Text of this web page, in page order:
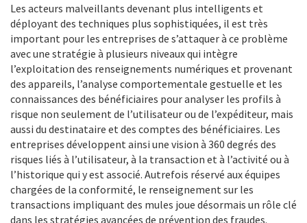
Les acteurs malveillants devenant plus intelligents et
déployant des techniques plus sophistiquées, il est très
important pour les entreprises de s’attaquer à ce problème
avec une stratégie à plusieurs niveaux qui intègre
l’exploitation des renseignements numériques et provenant
des appareils, l’analyse comportementale gestuelle et les
connaissances des bénéficiaires pour analyser les profils à
risque non seulement de l’utilisateur ou de l’expéditeur, mais
aussi du destinataire et des comptes des bénéficiaires. Les
entreprises développent ainsi une vision à 360 degrés des
risques liés à l’utilisateur, à la transaction et à l’activité ou à
l’historique qui y est associé. Autrefois réservé aux équipes
chargées de la conformité, le renseignement sur les
transactions impliquant des mules joue désormais un rôle clé
dans les stratégies avancées de prévention des fraudes.